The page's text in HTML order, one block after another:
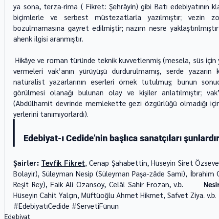
ya sona, terza-rima ( Fikret: Şehrâyin) gibi Batı edebiyatının
biçimlerle ve serbest müstezatlarla yazılmıştır; vezin
bozulmamasına gayret edilmiştir; nazım nesre
ahenk ilgisi aranmıştır.
Hikâye ve roman türünde teknik kuvvetlenmiş (mesela, süs için yazılan gereksiz tasvirler ve konu dışı bilgi
vermeleri vak’anın yürüyüşü durdurulmamış, serde
natüralist yazarlarının eserleri örnek tutulmuş; bunun
görülmesi olanağı bulunan olay ve kişiler anlatılmıştır;
(Abdülhamit devrinde memlekette gezi özgürlüğü olmadığı
yerlerini tanımıyorlardı).
Edebiyat-ı Cedide’nin başlıca sanatçıları
Şairler: Tevfik Fikret, Cenap Şahabettin, Hüseyin Siret
Bolayir), Süleyman Nesip (Süleyman Paşa-zâde Sami), İbrahim
Reşit Rey), Faik Ali Ozansoy, Celâl Sahir Erozan, v.b.
Hüseyin Cahit Yalçın, Müftüoğlu Ahmet Hikmet, Safvet Ziya. v.b.
#EdebiyatıCedide #ServetiFünun
Edebiyat